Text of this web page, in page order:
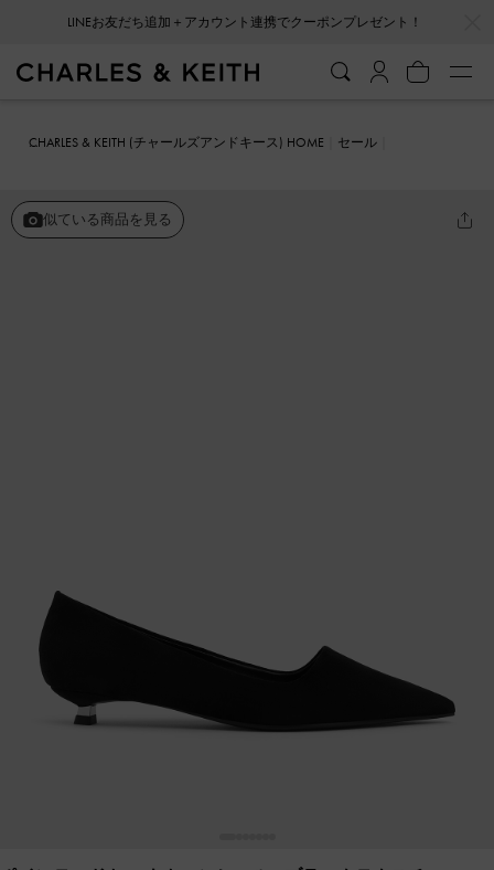
LINEお友だち追加＋アカウント連携でクーポンプレゼント！
CHARLES & KEITH (チャールズアンドキース) HOME
セール
似ている商品を見る